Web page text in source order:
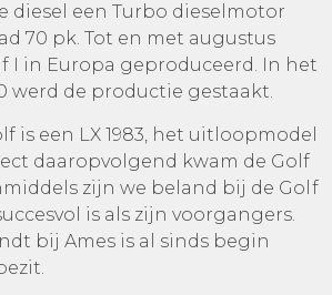
diesel een Turbo dieselmotor
70 pk. Tot en met augustus
I in Europa geproduceerd. In het
werd de productie gestaakt.
is een LX 1983, het uitloopmodel
daaropvolgend kwam de Golf
zijn we beland bij de Golf
is als zijn voorgangers.
bij Ames is al sinds begin